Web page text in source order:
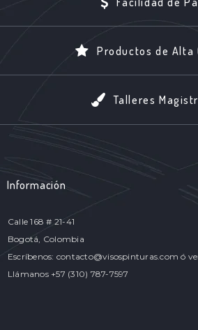
Productos de Alta
Talleres
Información
Calle 168 # 21-41
Bogotá, Colombia
Escríbenos: contacto@visospinturas.com ó
Llámanos +57 (310) 787-7597